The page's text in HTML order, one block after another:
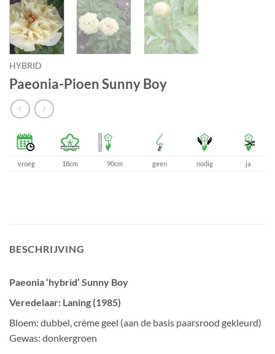
HYBRID
Paeonia-Pioen Sunny Boy
vroeg 18cm 90cm geen nodig ja
BESCHRIJVING
Paeonia ‘hybrid’ Sunny Boy
Veredelaar: Laning (1985)
Bloem: dubbel, crème geel (aan de basis paarsrood gekleurd)
Gewas: donkergroen